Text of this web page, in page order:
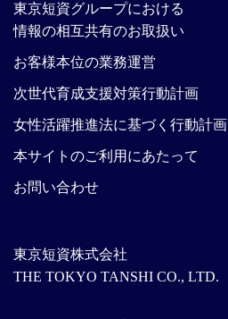
東京短資株式会社
THE TOKYO TANSHI CO., LTD.
東京短資グループにおける
情報の相互共有のお取扱い
お客様本位の業務運営
次世代育成支援対策行動計画
女性活躍推進法に基づく行動計画
本サイトのご利用にあたって
お問い合わせ